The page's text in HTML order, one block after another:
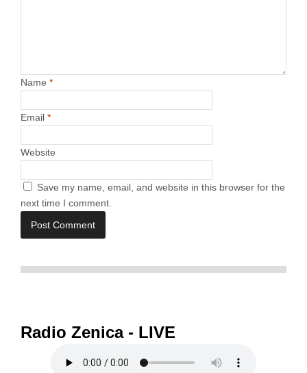
Name *
Email *
Website
Save my name, email, and website in this browser for the
next time I comment.
Radio Zenica - LIVE